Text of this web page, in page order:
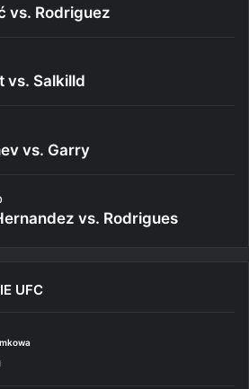
vs. Rodriguez
vs. Salkilld
vs. Garry
vs. Rodrigues
UFC